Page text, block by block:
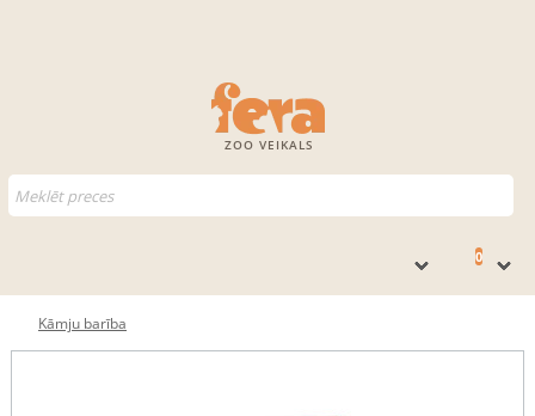
ZOO VEIKALS
0
Kāmju barība